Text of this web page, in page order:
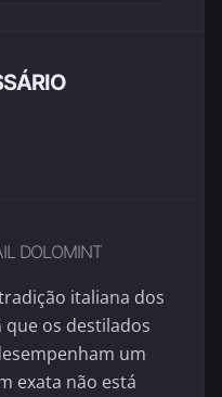
DOLOMINT
italiana dos
que os destilados
um
exata não está